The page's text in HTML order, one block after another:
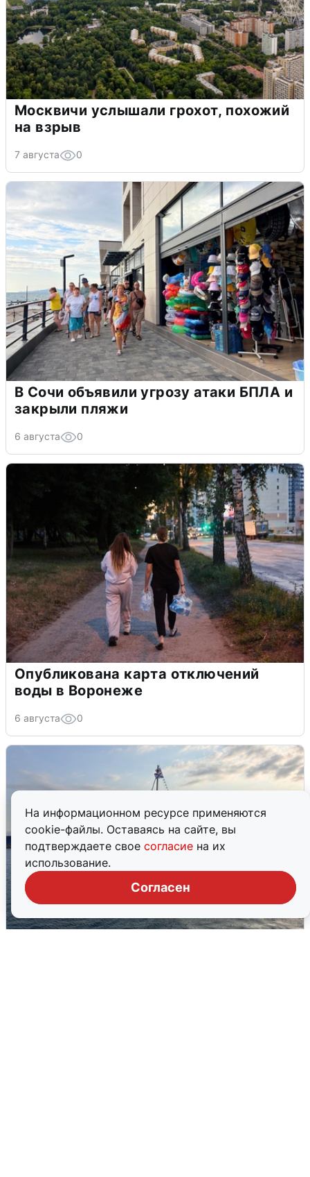
На информационном ресурсе применяются
cookie-файлы. Оставаясь на сайте, вы
подтверждаете свое согласие на их
использование.
Согласен
Москвичи услышали грохот, похожий
на взрыв
7 августа 0
В Сочи объявили угрозу атаки БПЛА и
закрыли пляжи
6 августа 0
Опубликована карта отключений
воды в Воронеже
6 августа 0